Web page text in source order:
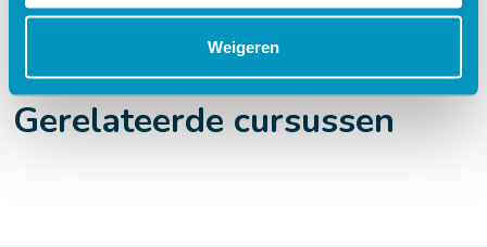
Weigeren
Gerelateerde cursussen